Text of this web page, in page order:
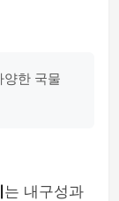
한 국물
는 내구성과